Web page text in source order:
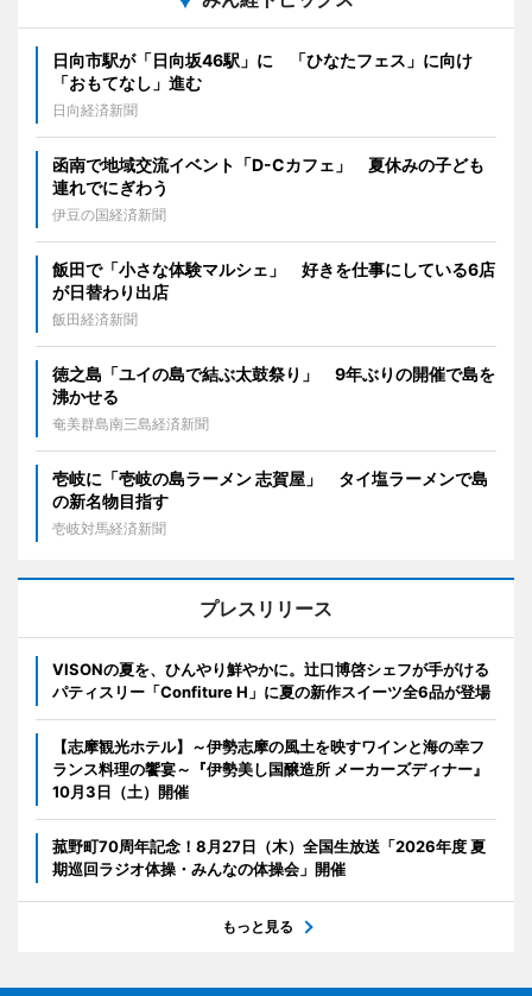
日向市駅が「日向坂46駅」に 「ひなたフェス」に向け
「おもてなし」進む
日向経済新聞
函南で地域交流イベント「D-Cカフェ」 夏休みの子ども
連れでにぎわう
伊豆の国経済新聞
飯田で「小さな体験マルシェ」 好きを仕事にしている6店
が日替わり出店
飯田経済新聞
徳之島「ユイの島で結ぶ太鼓祭り」 9年ぶりの開催で島を
沸かせる
奄美群島南三島経済新聞
壱岐に「壱岐の島ラーメン 志賀屋」 タイ塩ラーメンで島
の新名物目指す
壱岐対馬経済新聞
プレスリリース
VISONの夏を、ひんやり鮮やかに。辻口博啓シェフが手がける
パティスリー「Confiture H」に夏の新作スイーツ全6品が登場
【志摩観光ホテル】～伊勢志摩の風土を映すワインと海の幸フ
ランス料理の饗宴～『伊勢美し国醸造所 メーカーズディナー』
10月3日（土）開催
菰野町70周年記念！8月27日（木）全国生放送「2026年度 夏
期巡回ラジオ体操・みんなの体操会」開催
もっと見る